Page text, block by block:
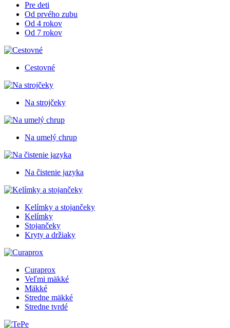
Pre deti
Od prvého zubu
Od 4 rokov
Od 7 rokov
Cestovné
Na strojčeky
Na umelý chrup
Na čistenie jazyka
Kelímky a stojančeky
Kelímky
Stojančeky
Kryty a držiaky
Curaprox
Veľmi mäkké
Mäkké
Stredne mäkké
Stredne tvrdé